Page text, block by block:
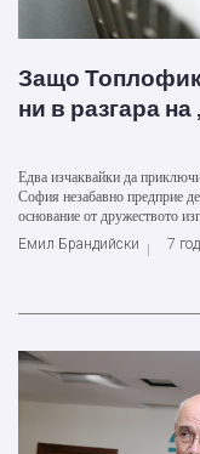
Защо
ни в разгара на
Едва изчаквайки да
София незабавно предприе
основание от дружеството
Емил Брандийски
7